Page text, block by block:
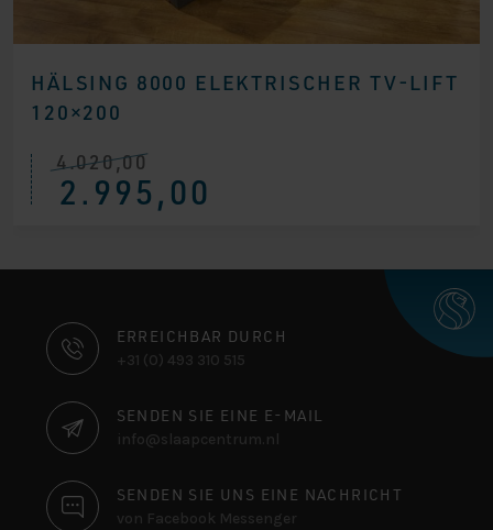
HÄLSING 8000 ELEKTRISCHER TV-LIFT
120×200
4.020,00
Ursprünglicher
Preis
war:
2.995,00
Aktueller
Preis
ist:
KONTAKTINFORMATIONEN
ERREICHBAR DURCH
+31 (0) 493 310 515
SENDEN SIE EINE E-MAIL
info@slaapcentrum.nl
SENDEN SIE UNS EINE NACHRICHT
von Facebook Messenger